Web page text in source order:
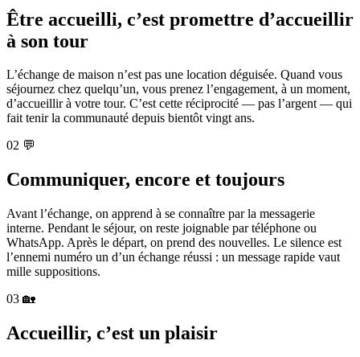
Être accueilli, c’est promettre d’accueillir
à son tour
L’échange de maison n’est pas une location déguisée. Quand vous
séjournez chez quelqu’un, vous prenez l’engagement, à un moment,
d’accueillir à votre tour. C’est cette réciprocité — pas l’argent — qui
fait tenir la communauté depuis bientôt vingt ans.
02 💬
Communiquer, encore et toujours
Avant l’échange, on apprend à se connaître par la messagerie
interne. Pendant le séjour, on reste joignable par téléphone ou
WhatsApp. Après le départ, on prend des nouvelles. Le silence est
l’ennemi numéro un d’un échange réussi : un message rapide vaut
mille suppositions.
03 🏡
Accueillir, c’est un plaisir